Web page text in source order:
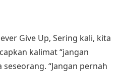
Give Up, Sering kali, kita
kalimat “jangan
“Jangan pernah